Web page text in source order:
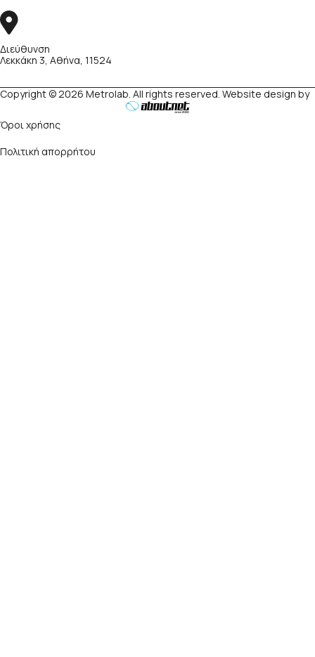
Διεύθυνση
Λεκκάκη 3, Αθήνα, 11524
Copyright © 2026 Metrolab. All rights reserved. Website design by
Όροι χρήσης
Πολιτική απορρήτου